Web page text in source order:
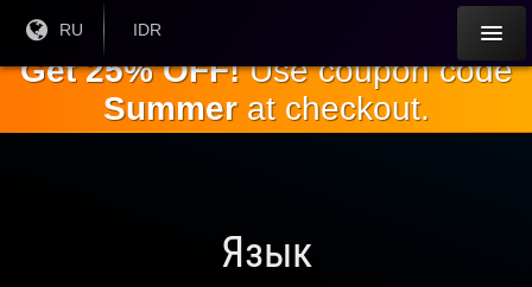
содержанию
Текущий
RU
Текущая
IDR
Get 25% OFF!Use coupon code
Summerat checkout.
Язык